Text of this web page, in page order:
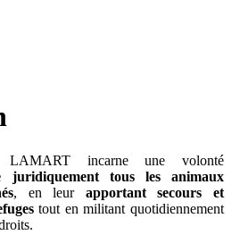
LAMART incarne une volonté
juridiquement tous les animaux
, en leur apportant secours et
tout en militant quotidiennement